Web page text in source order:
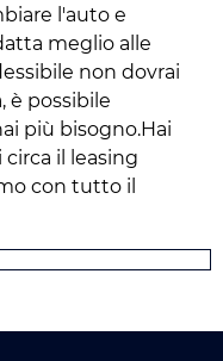
l'auto e
meglio alle
non dovrai
è possibile
più bisogno.Hai
il leasing
con tutto il